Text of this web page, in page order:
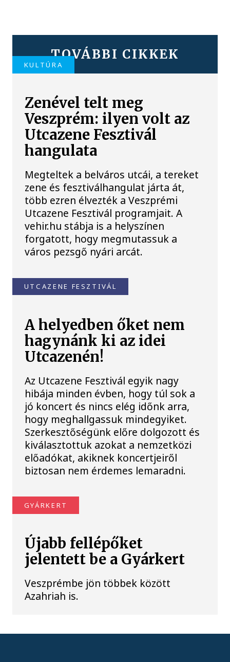
TOVÁBBI CIKKEK
KULTÚRA
Zenével telt meg
Veszprém: ilyen volt az
Utcazene Fesztivál
hangulata
Megteltek a belváros utcái, a tereket
zene és fesztiválhangulat járta át,
több ezren élvezték a Veszprémi
Utcazene Fesztivál programjait. A
vehir.hu stábja is a helyszínen
forgatott, hogy megmutassuk a
város pezsgő nyári arcát.
UTCAZENE FESZTIVÁL
A helyedben őket nem
hagynánk ki az idei
Utcazenén!
Az Utcazene Fesztivál egyik nagy
hibája minden évben, hogy túl sok a
jó koncert és nincs elég időnk arra,
hogy meghallgassuk mindegyiket.
Szerkesztőségünk előre dolgozott és
kiválasztottuk azokat a nemzetközi
előadókat, akiknek koncertjeiről
biztosan nem érdemes lemaradni.
GYÁRKERT
Újabb fellépőket
jelentett be a Gyárkert
Veszprémbe jön többek között
Azahriah is.